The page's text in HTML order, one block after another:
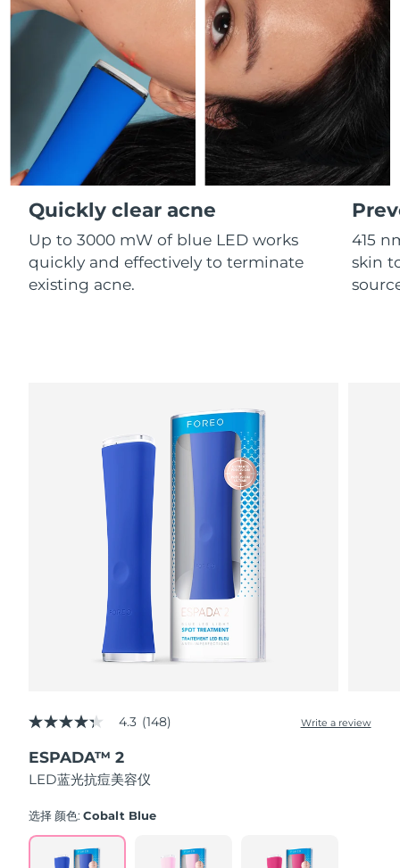
Quickly clear acne
Up to 3000 mW of blue LED works
quickly and effectively to terminate
existing acne.
415
skin
4.3
of
5
stars,
rating
Read
4.3 (148) Write a review
ESPADA™ 2
LED蓝光抗痘美容仪
选择 颜色:Cobalt Blue
FAQ™护肤品
All FAQ™ skincare
FAQ™产品
All anti-aging treatments
FAQ™护肤品
All FAQ™ skincare
FAQ™产品
All LED treatments
FAQ™产品
All hair treatments
FAQ™ skincare
All FAQ™ skincare
FAQ™ products
All toning treatments
脱毛
PEACH™ 2 Pro Max
Professional IPL hair removal device
PEACH™ 2
IPL hair removal
Travel-friendly IPL hair removal
身体护理
BEAR™ 2 body
Microcurrent body toning
LUNA™ 4 body
Massaging body brush
Firming body serum
痘肌护理
ESPADA™ 2 plus
Recurring acne LED therapy
ESPADA™ 2
Acne treatment device
ESPADA™ 设备
All acne treatment devices
眼部护理
BEAR™ 2 eyes & lips
Microcurrent line smoothing device
IRIS™ 2
Rejuvenating eye massager
眼部护理设备
All revitalizing eye massagers
毛孔护理
KIWI™ derma
Diamond microdermabrasion .
KIWI™ 皮肤护理
Advanced pore care essentials
LUNA™ 4 hair
2-in-1 LED scalp massager
LUNA™ Dual-Peptide Scalp
Serum
For healthy hair
NEW
issa™ Teeth Whitening Gel
18% PAP
男士
关于我们
法国 预计送达日期 09/08/2026
法属波利尼西亚 预计送达日期 13/08/2026
德国 预计送达日期09/08/2026
直布罗陀 预计送达日期13/08/2026
希腊 预计送达日期09/08/2026
中国香港特别行政区 10/08/2026
匈牙利 预计送达日期09/08/2026
预计送达日期
预计送达日期
预计送达日期
预计送达日期
预计送达日期
拉脱维亚 预计送达日期09/08/2026
黎巴嫩
立陶宛
卢森堡 预计送达日期09/08/2026